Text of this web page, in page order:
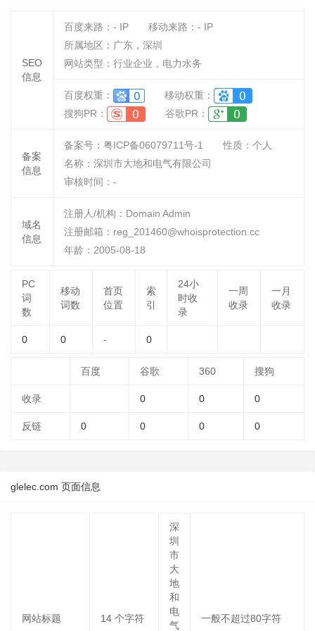
SEO
信息
百度来路： - IP 移动来路： - IP
所属地区：广东，深圳
网站类型：行业企业，电力水务
百度权重：
移动权重：
搜狗PR：
谷歌PR：
备案
信息
备案号：粤ICP备06079711号-1 性质： 个人
名称： 深圳市大地和电气有限公司
审核时间： -
域名
信息
注册人/机构：Domain Admin
注册邮箱：reg_201460@whoisprotection.cc
年龄：2005-08-18
PC
词
数
移动
词数
首页
位置
索
引
24小
时收
录
一周
收录
一月
收录
0 0 - 0
百度 谷歌 360 搜狗
收录 0 0 0
反链 0 0 0 0
glelec.com 页面信息
网站标题 14 个字符
深
圳
市
大
地
和
电
气
一般不超过80字符